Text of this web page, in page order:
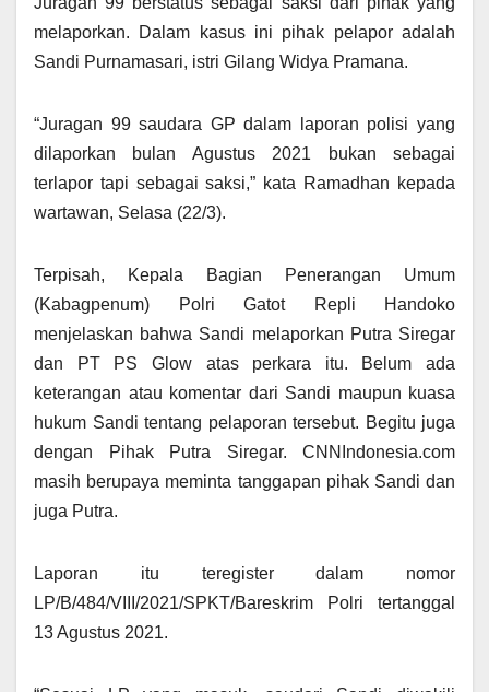
melaporkan. Dalam kasus ini pihak pelapor adalah
Sandi Purnamasari, istri Gilang Widya Pramana.
“Juragan 99 saudara GP dalam laporan polisi yang
dilaporkan bulan Agustus 2021 bukan sebagai
terlapor tapi sebagai saksi,” kata Ramadhan kepada
wartawan, Selasa (22/3).
Terpisah, Kepala Bagian Penerangan Umum
(Kabagpenum) Polri Gatot Repli Handoko
menjelaskan bahwa Sandi melaporkan Putra Siregar
dan PT PS Glow atas perkara itu. Belum ada
keterangan atau komentar dari Sandi maupun kuasa
hukum Sandi tentang pelaporan tersebut. Begitu juga
dengan Pihak Putra Siregar. CNNIndonesia.com
masih berupaya meminta tanggapan pihak Sandi dan
juga Putra.
Laporan itu teregister dalam nomor
LP/B/484/VIII/2021/SPKT/Bareskrim Polri tertanggal
13 Agustus 2021.